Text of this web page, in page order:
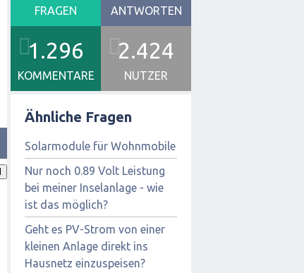
FRAGEN ANTWORTEN
1.296
KOMMENTARE
2.424
NUTZER
Ähnliche Fragen
Solarmodule für Wohnmobile
Nur noch 0.89 Volt Leistung
bei meiner Inselanlage - wie
ist das möglich?
Geht es PV-Strom von einer
kleinen Anlage direkt ins
Hausnetz einzuspeisen?